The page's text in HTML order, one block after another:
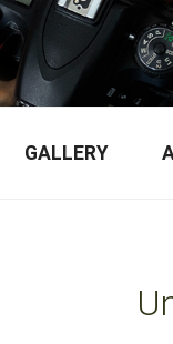
GALLERY